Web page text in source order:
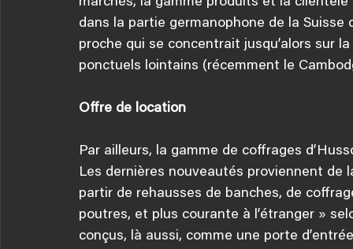
dans la partie germanophone de la
proche qui se concentrait jusqu’alors sur
ponctuels lointains (récemment le
Offre de location
Par ailleurs, la gamme de coffrages
Les dernières nouveautés proviennent
partir de rehausses de banches, de
poutres, et plus courante à l’étranger »
conçus, là aussi, comme une porte